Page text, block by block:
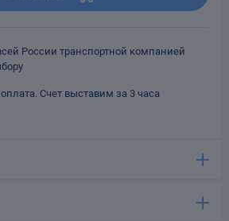
России транспортной компанией
Счет выставим за 3 часа
для